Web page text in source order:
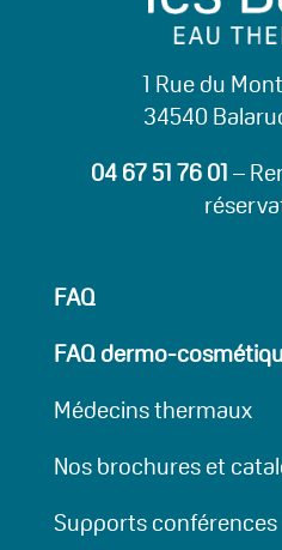
1 Rue du
34540
04 67 51 76 01–
FAQ
FAQ dermo-
Médecins thermaux
Nos brochures et
Supports conférences